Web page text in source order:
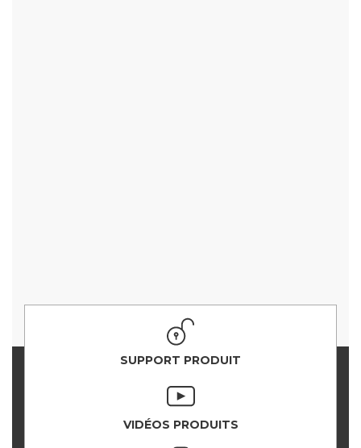
SUPPORT PRODUIT
VIDÉOS PRODUITS